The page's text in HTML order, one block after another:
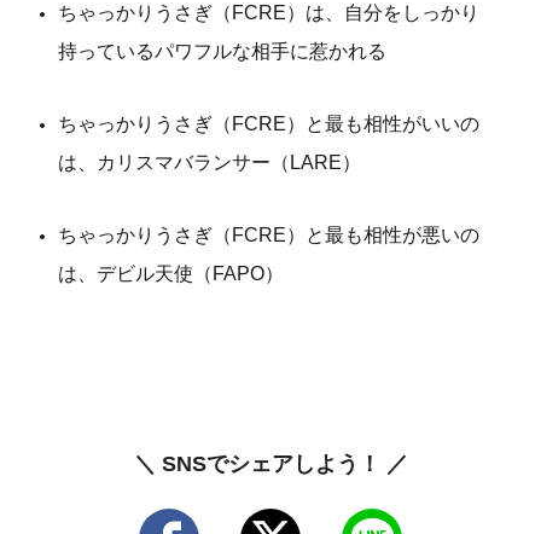
ちゃっかりうさぎ（FCRE）は、自分をしっかり
持っているパワフルな相手に惹かれる
ちゃっかりうさぎ（FCRE）と最も相性がいいの
は、カリスマバランサー（LARE）
ちゃっかりうさぎ（FCRE）と最も相性が悪いの
は、デビル天使（FAPO）
＼ SNSでシェアしよう！ ／